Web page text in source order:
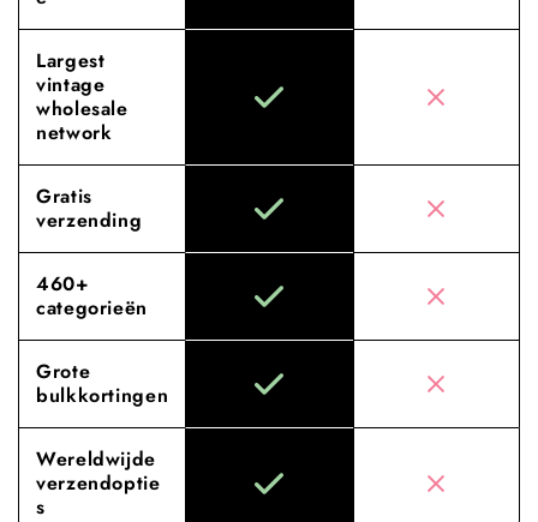
Largest
vintage
wholesale
network
Gratis
verzending
460+
categorieën
Grote
bulkkortingen
Wereldwijde
verzendoptie
s